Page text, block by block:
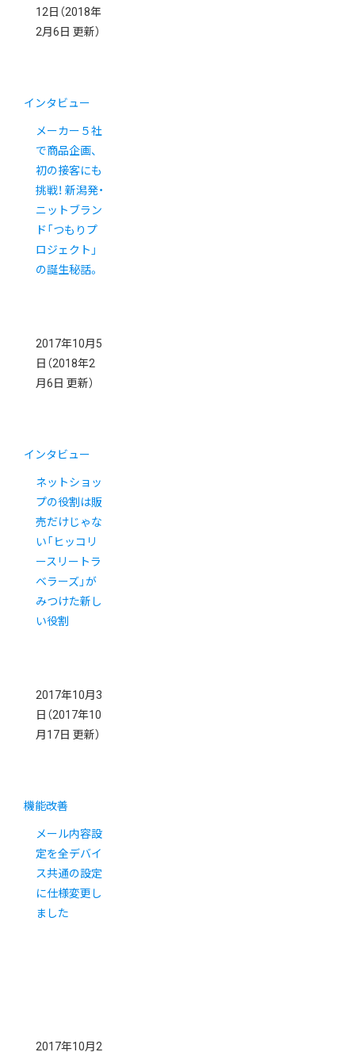
12日 （2018年
2月6日 更新）
インタビュー
メーカー５社
で商品企画、
初の接客にも
挑戦！ 新潟発・
ニットブラン
ド「つもりプ
ロジェクト」
の誕生秘話。
2017年10月5
日 （2018年2
月6日 更新）
インタビュー
ネットショッ
プの役割は販
売だけじゃな
い「ヒッコリ
ースリートラ
ベラーズ」が
みつけた新し
い役割
2017年10月3
日 （2017年10
月17日 更新）
機能改善
メール内容設
定を全デバイ
ス共通の設定
に仕様変更し
ました
2017年10月2